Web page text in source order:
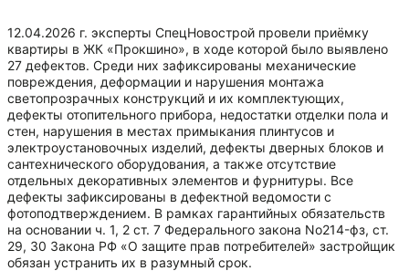
12.04.2026 г. эксперты СпецНовострой провели приёмку
квартиры в ЖК «Прокшино», в ходе которой было выявлено
27 дефектов. Среди них зафиксированы механические
повреждения, деформации и нарушения монтажа
светопрозрачных конструкций и их комплектующих,
дефекты отопительного прибора, недостатки отделки пола и
стен, нарушения в местах примыкания плинтусов и
электроустановочных изделий, дефекты дверных блоков и
сантехнического оборудования, а также отсутствие
отдельных декоративных элементов и фурнитуры. Все
дефекты зафиксированы в дефектной ведомости с
фотоподтверждением. В рамках гарантийных обязательств
на основании ч. 1, 2 ст. 7 Федерального закона No214-фз, ст.
29, 30 Закона РФ «О защите прав потребителей» застройщик
обязан устранить их в разумный срок.